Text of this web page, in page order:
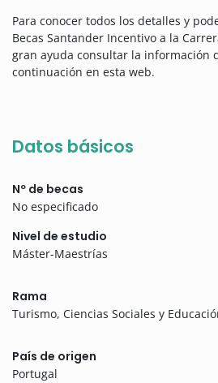
Para conocer todos los detalles y
Becas Santander Incentivo a la
gran ayuda consultar la información
continuación en esta web.
Datos básicos
Nº de becas
No especificado
Nivel de estudio
Máster-Maestrías
Rama
Turismo, Ciencias Sociales y
País de origen
Portugal